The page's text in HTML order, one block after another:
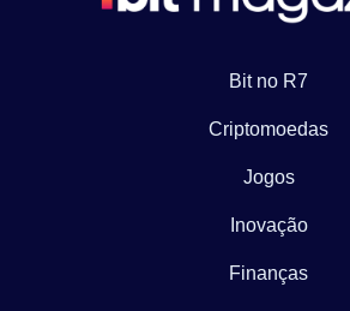
Bit no R7
Criptomoedas
Jogos
Inovação
Finanças